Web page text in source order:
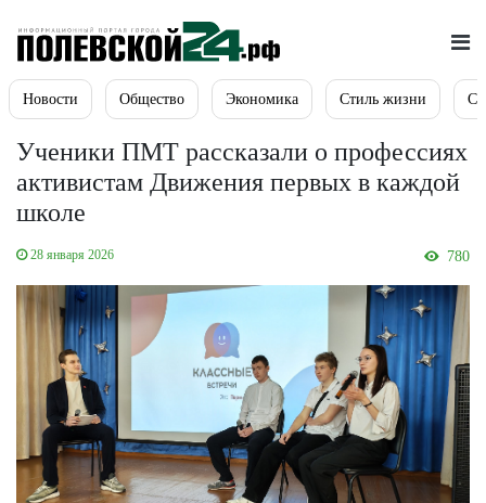
Новости Общество Экономика Стиль жизни
Ученики ПМТ рассказали о профессиях
активистам Движения первых в каждой
школе
28 января 2026 780